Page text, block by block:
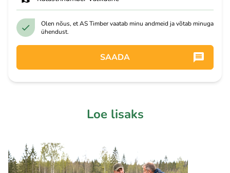
Olen nõus, et AS Timber vaatab minu andmeid ja võtab minuga
ühendust.
SAADA
Loe lisaks